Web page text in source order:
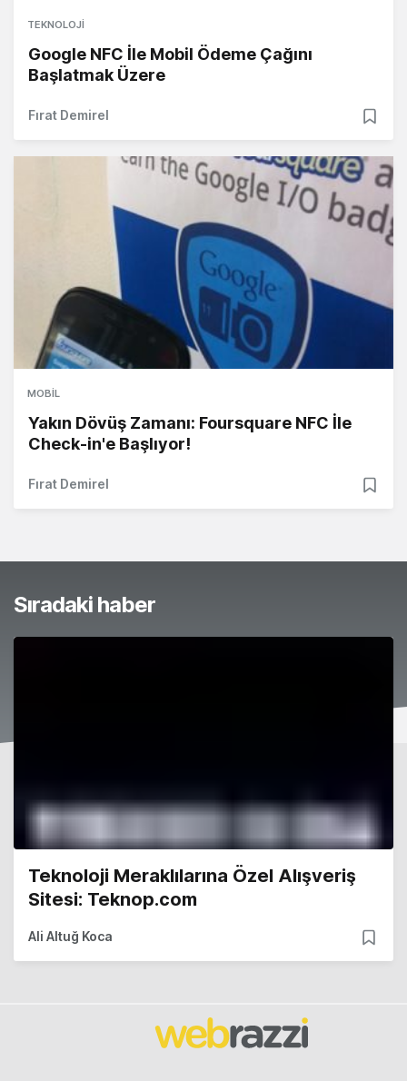
TEKNOLOJI
Google NFC İle Mobil Ödeme Çağını
Başlatmak Üzere
Fırat Demirel
MOBIL
Yakın Dövüş Zamanı: Foursquare NFC İle
Check-in'e Başlıyor!
Fırat Demirel
Sıradaki haber
Teknoloji Meraklılarına Özel Alışveriş
Sitesi: Teknop.com
Ali Altuğ Koca